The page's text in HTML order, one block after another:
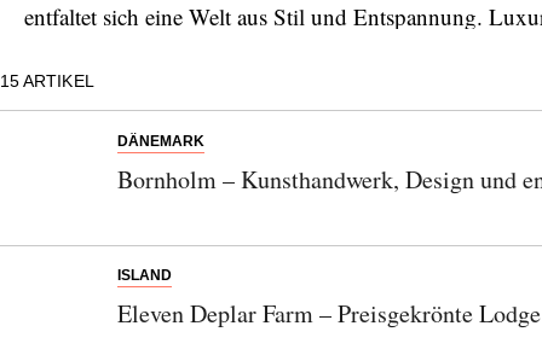
entfaltet sich eine Welt aus Stil und Entspannung.
mit dem Husky-Schlitten durch Lappland oder ein
perfekte Destination für anspruchsvolle
15ARTIKEL
DÄNEMARK
Bornholm – Kunsthandwerk, Design und
ISLAND
Eleven Deplar Farm – Preisgekrönte